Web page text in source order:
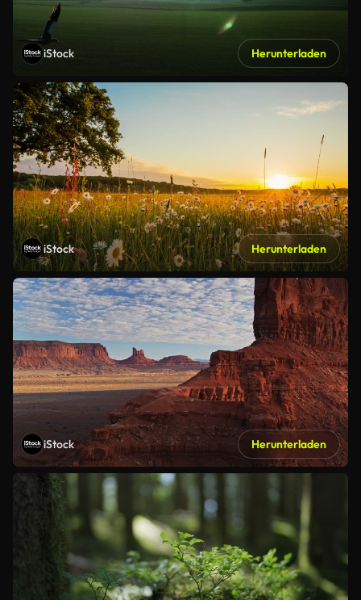
iStock Herunterladen
iStock Herunterladen
iStock Herunterladen